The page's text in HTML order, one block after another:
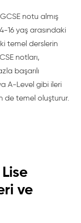
notu almış
16 yaş arasındaki
temel derslerin
notları,
başarılı
A-Level gibi ileri
de temel oluşturur.
ve